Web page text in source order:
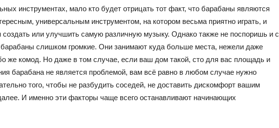
инструментах, мало кто будет отрицать тот факт, что барабаны являются
универсальным инструментом, на котором весьма приятно играть, и
создать или улучшить самую различную музыку. Однако также не поспоришь и с
барабаны слишком громкие. Они занимают куда больше места, нежели даже
же комод. Но даже в том случае, если ваш дом такой, сто для вас площадь и
барабана не является проблемой, вам всё равно в любом случае нужно
того, чтобы не разбудить соседей, не доставить дискомфорт вашим
И именно эти факторы чаще всего останавливают начинающих